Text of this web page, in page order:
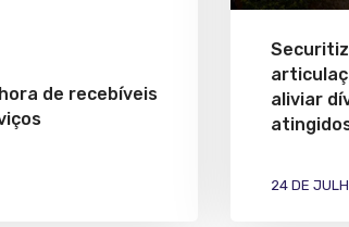
de recebíveis
aliviar
24 DE